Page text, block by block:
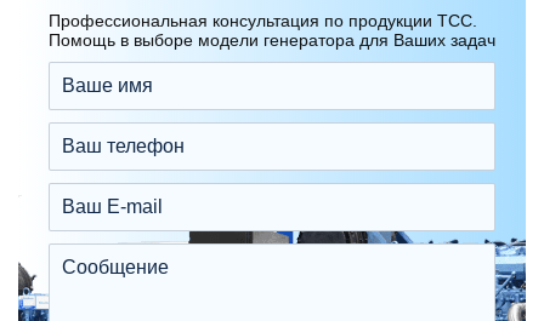
Профессиональная консультация по продукции ТСС.
Помощь в выборе модели генератора для Ваших задач